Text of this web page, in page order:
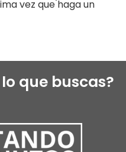
vez que haga un
que buscas?